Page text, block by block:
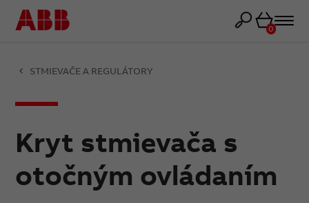
Košík
0
STMIEVAČE A REGULÁTORY
Kryt stmievača s
otočným ovládaním